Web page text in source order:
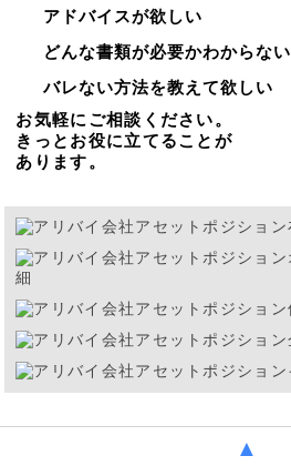
アドバイスが欲しい
どんな書類が必要かわからない
バレない方法を教えて欲しい
お気軽にご相談ください。
きっとお役に立てることが
あります。
▲